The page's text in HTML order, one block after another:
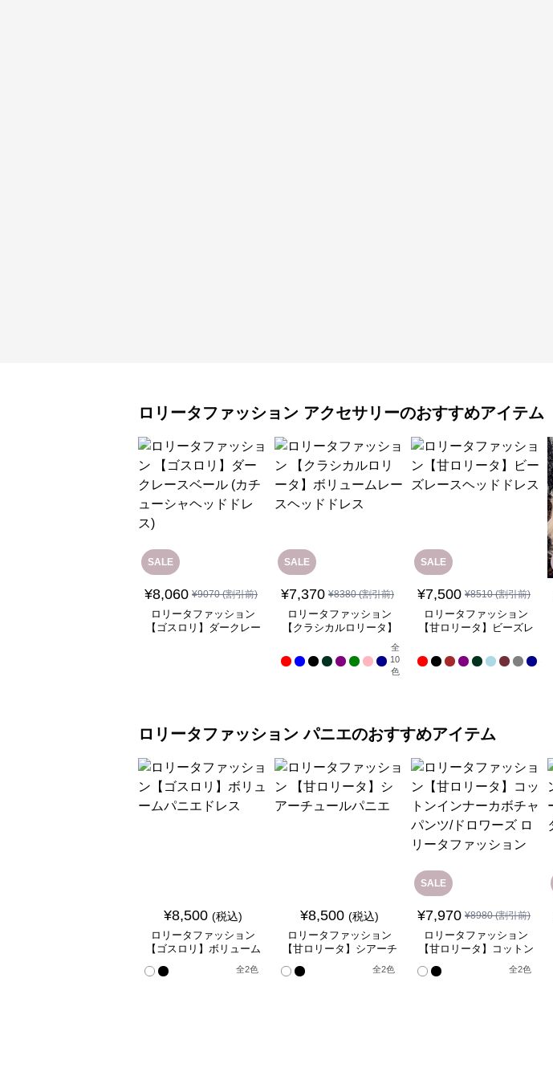
ロリータファッション アクセサリーのおすすめアイテム
SALE
¥8,060 ¥9070(割引前)
ロリータファッション
【ゴスロリ】ダークレー
SALE
¥7,370 ¥8380(割引前)
ロリータファッション
【クラシカルロリータ】
ボリュームレースヘッド
ドレス
全
10
色
SALE
¥7,500 ¥8510(割引前)
ロリータファッション
【甘ロリータ】ビーズレ
ロリータファッション パニエのおすすめアイテム
¥8,500 (税込)
ロリータファッション
【ゴスロリ】ボリューム
全2色
¥8,500 (税込)
ロリータファッション
【甘ロリータ】シアーチ
全2色
SALE
¥7,970 ¥8980(割引前)
ロリータファッション
【甘ロリータ】コットン
インナーカボチャパン
ツ/ドロワーズ ロリータ
全2色